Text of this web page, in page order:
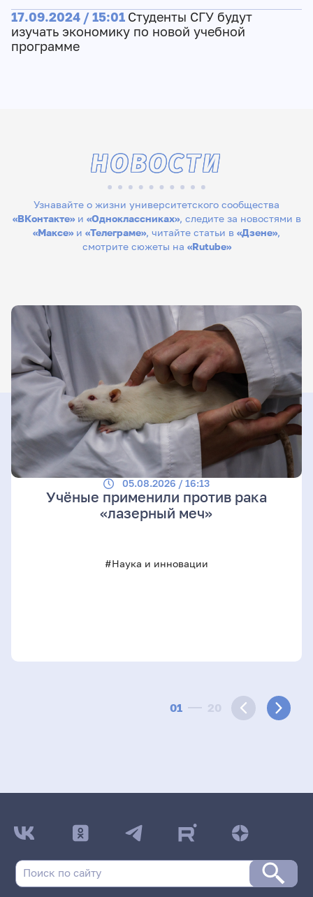
17.09.2024 / 15:01 Студенты СГУ будут
изучать экономику по новой учебной
программе
Узнавайте о жизни университетского сообщества
«ВКонтакте»и «Одноклассниках», следите за новостями в
«Максе» и «Телеграме», читайте статьи в «Дзене»,
смотрите сюжеты на «Rutube»
НОВОСТИ
01 20
05.08.2026 / 16:13
Учёные применили против рака
«лазерный меч»
#Наука и инновации